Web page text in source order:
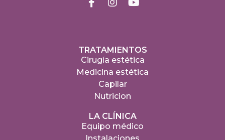
TRATAMIENTOS
Cirugía estética
Medicina estética
Capilar
Nutricion
LA CLÍNICA
Equipo médico